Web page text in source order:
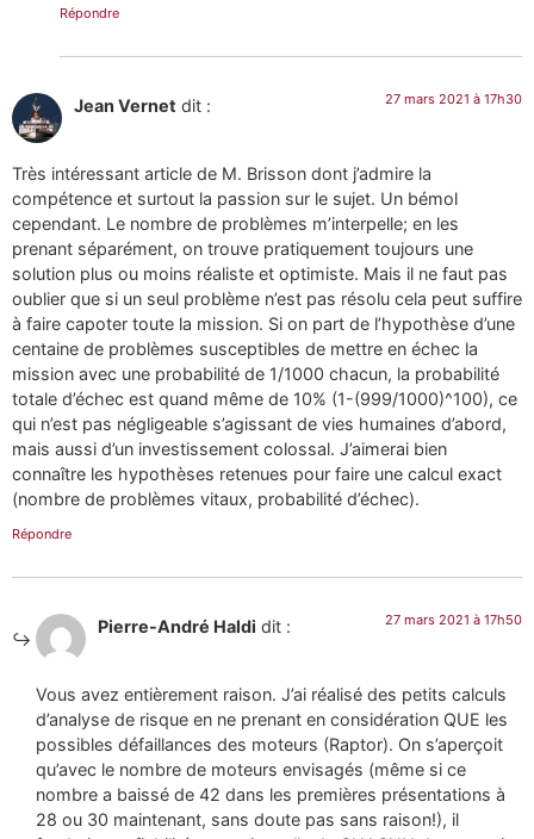
Répondre
Jean Vernet dit : 27 mars 2021 à 17h30
Très intéressant article de M. Brisson dont j’admire la
compétence et surtout la passion sur le sujet. Un bémol
cependant. Le nombre de problèmes m’interpelle; en les
prenant séparément, on trouve pratiquement toujours une
solution plus ou moins réaliste et optimiste. Mais il ne faut pas
oublier que si un seul problème n’est pas résolu cela peut suffire
à faire capoter toute la mission. Si on part de l’hypothèse d’une
centaine de problèmes susceptibles de mettre en échec la
mission avec une probabilité de 1/1000 chacun, la probabilité
totale d’échec est quand même de 10% (1-(999/1000)^100), ce
qui n’est pas négligeable s’agissant de vies humaines d’abord,
mais aussi d’un investissement colossal. J’aimerai bien
connaître les hypothèses retenues pour faire une calcul exact
(nombre de problèmes vitaux, probabilité d’échec).
Répondre
Pierre-André Haldi dit : 27 mars 2021 à 17h50
Vous avez entièrement raison. J’ai réalisé des petits calculs
d’analyse de risque en ne prenant en considération QUE les
possibles défaillances des moteurs (Raptor). On s’aperçoit
qu’avec le nombre de moteurs envisagés (même si ce
nombre a baissé de 42 dans les premières présentations à
28 ou 30 maintenant, sans doute pas sans raison!), il